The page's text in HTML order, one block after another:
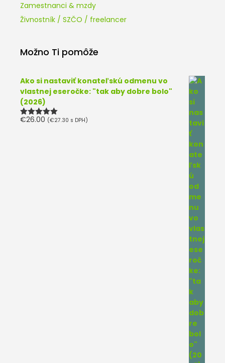
Zamestnanci & mzdy
Živnostník / SZČO / freelancer
Možno Ti pomôže
Ako si nastaviť konateľskú odmenu vo
vlastnej eseročke: "tak aby dobre bolo"
(2026)
Hodnotenie
€26.00 (€27.30 s DPH)